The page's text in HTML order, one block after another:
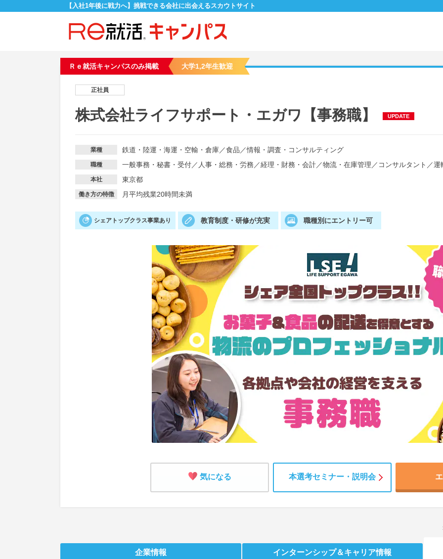
【入社1年後に戦力へ】挑戦できる会社に出会えるスカウトサイト
Ｒｅ就活キャンパスのみ掲載 大学1,2年生歓迎
正社員
株式会社ライフサポート・エガワ【事務職】 UPDATE
業種 鉄道・陸運・海運・空輸・倉庫／食品 ／情報・調査・コンサルティング
職種 一般事務・秘書・受付／ 人事・総務・労務 ／経理・財務・会計／物流・在庫管理 ／ コンサルタント ／運
本社 東京都
働き方の特徴 月平均残業20時間未満
シェアトップクラス事業あり 教育制度・研修が充実 職種別にエントリー可
気になる 本選考セミナー・説明会
企業情報 インターンシップ＆キャリア情報